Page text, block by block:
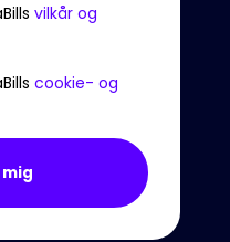
vilkår og
cookie- og